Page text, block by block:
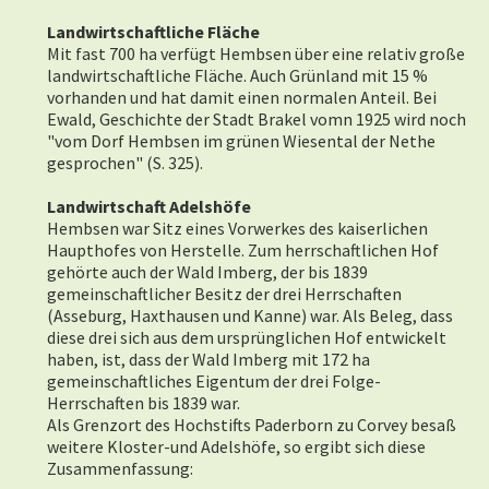
Landwirtschaftliche Fläche
Mit fast 700 ha verfügt Hembsen über eine relativ große
landwirtschaftliche Fläche. Auch Grünland mit 15 %
vorhanden und hat damit einen normalen Anteil. Bei
Ewald, Geschichte der Stadt Brakel vomn 1925 wird noch
"vom Dorf Hembsen im grünen Wiesental der Nethe
gesprochen" (S. 325).
Landwirtschaft Adelshöfe
Hembsen war Sitz eines Vorwerkes des kaiserlichen
Haupthofes von Herstelle. Zum herrschaftlichen Hof
gehörte auch der Wald Imberg, der bis 1839
gemeinschaftlicher Besitz der drei Herrschaften
(Asseburg, Haxthausen und Kanne) war. Als Beleg, dass
diese drei sich aus dem ursprünglichen Hof entwickelt
haben, ist, dass der Wald Imberg mit 172 ha
gemeinschaftliches Eigentum der drei Folge-
Herrschaften bis 1839 war.
Als Grenzort des Hochstifts Paderborn zu Corvey besaß
weitere Kloster-und Adelshöfe, so ergibt sich diese
Zusammenfassung: